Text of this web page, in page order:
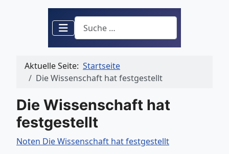
Suchen
Aktuelle Seite: Startseite
Die Wissenschaft hat festgestellt
Die Wissenschaft hat
festgestellt
Noten Die Wissenschaft hat festgestellt